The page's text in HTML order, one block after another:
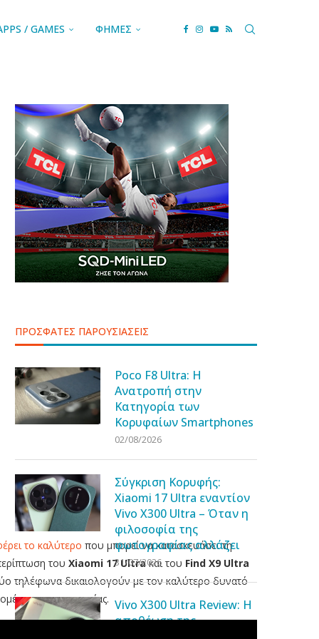
/ GAMES ΦΗΜΕΣ
το καλύτερο που μπορεί να κατασκευάσει τη
του Xiaomi 17 Ultraκαι του Find X9 Ultra
τηλέφωνα δικαιολογούν με τον καλύτερο δυνατό
της φωτογραφίας.
ΠΡΟΣΦΑΤΕΣ ΠΑΡΟΥΣΙΑΣΕΙΣ
Poco F8 Ultra: Η
Ανατροπή στην
Κατηγορία των
Κορυφαίων Smartphones
02/08/2026
Σύγκριση Κορυφής:
Xiaomi 17 Ultra εναντίον
Vivo X300 Ultra – Όταν η
φιλοσοφία της
φωτογραφίας αλλάζει
31/07/2026
Vivo X300 Ultra Review: Η
αποθέωση της